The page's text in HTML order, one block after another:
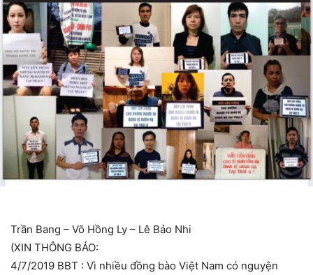
Trần Bang – Võ Hồng Ly – Lê Bảo Nhi
(XIN THÔNG BÁO:
4/7/2019 BBT : Vì nhiều đồng bào Việt Nam có nguyện